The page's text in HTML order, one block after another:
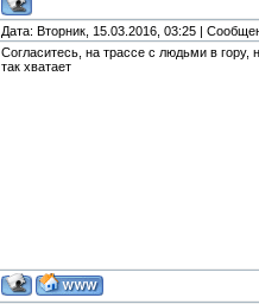
Дата: Вторник, 15.03.2016, 03:25 |
Согласитесь, на трассе с людьми в гору,
так хватает